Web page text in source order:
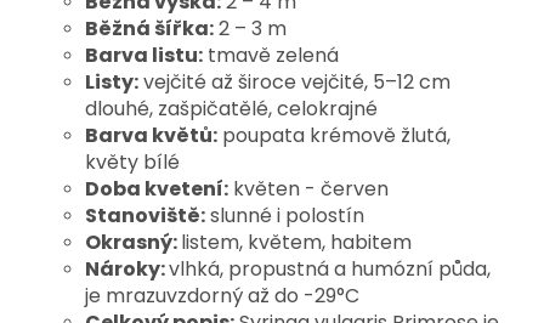
Běžná šířka:2 – 3 m
Barva listu: tmavě zelená
Listy:vejčité až široce vejčité, 5–12 cm
dlouhé, zašpičatělé, celokrajné
Barva květů: poupata krémově žlutá,
květy bílé
Doba kvetení: květen - červen
Stanoviště:slunné i polostín
Okrasný:listem, květem, habitem
Nároky:vlhká, propustná a humózní půda,
je mrazuvzdorný až do -29°C